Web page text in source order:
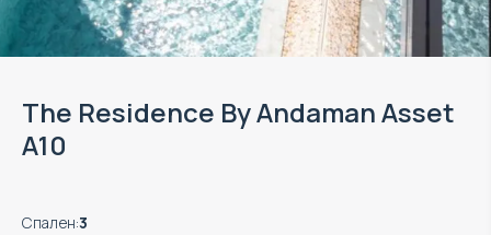
The Residence By Andaman Asset
А10
Спален:3